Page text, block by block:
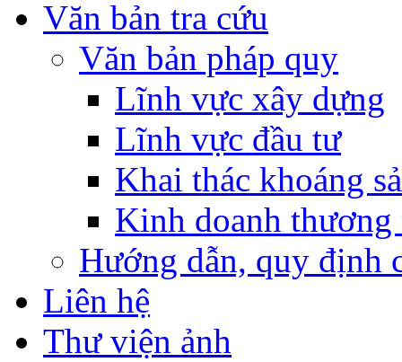
Văn bản tra cứu
Văn bản pháp quy
Lĩnh vực xây dựng
Lĩnh vực đầu tư
Khai thác khoáng
Kinh doanh thương
Hướng dẫn, quy định
Liên hệ
Thư viện ảnh